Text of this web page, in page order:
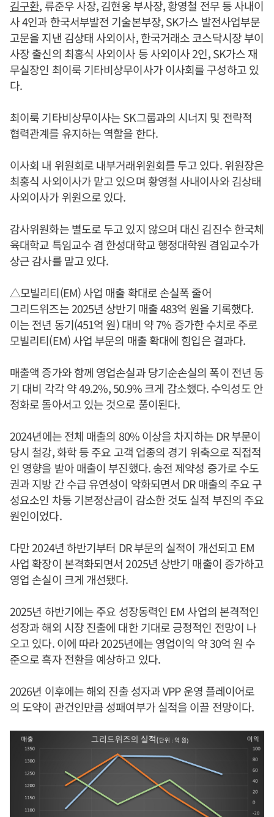
김구환, 류준우 사장, 김현웅 부사장, 황영철 전무 등 사내이
사 4인과 한국서부발전 기술본부장, SK가스 발전사업부문
고문을 지낸 김상태 사외이사, 한국거래소 코스닥시장 부이
사장 출신의 최홍식 사외이사 등 사외이사 2인, SK가스 재
무실장인 최이룩 기타비상무이사가 이사회를 구성하고 있
다.
최이룩 기타비상무이사는 SK그룹과의 시너지 및 전략적
협력관계를 유지하는 역할을 한다.
이사회 내 위원회로 내부거래위원회를 두고 있다. 위원장은
최홍식 사외이사가 맡고 있으며 황영철 사내이사와 김상태
사외이사가 위원으로 있다.
감사위원화는 별도로 두고 있지 않으며 대신 김진수 한국체
육대학교 특임교수 겸 한성대학교 행정대학원 겸임교수가
상근 감사를 맡고 있다.
△모빌리티(EM) 사업 매출 확대로 손실폭 줄어
그리드위즈는 2025년 상반기 매출 483억 원을 기록했다.
이는 전년 동기(451억 원) 대비 약 7% 증가한 수치로 주로
모빌리티(EM) 사업 부문의 매출 확대에 힘입은 결과다.
매출액 증가와 함께 영업손실과 당기순손실의 폭이 전년 동
기 대비 각각 약 49.2%, 50.9% 크게 감소했다. 수익성도 안
정화로 돌아서고 있는 것으로 풀이된다.
2024년에는 전체 매출의 80% 이상을 차지하는 DR 부문이
당시 철강, 화학 등 주요 고객 업종의 경기 위축으로 직접적
인 영향을 받아 매출이 부진했다. 송전 제약성 증가로 수도
권과 지방 간 수급 유연성이 악화되면서 DR 매출의 주요 구
성요소인 차등 기본정산금이 감소한 것도 실적 부진의 주요
원인이었다.
다만 2024년 하반기부터 DR 부문의 실적이 개선되고 EM
사업 확장이 본격화되면서 2025년 상반기 매출이 증가하고
영업 손실이 크게 개선됐다.
2025년 하반기에는 주요 성장동력인 EM 사업의 본격적인
성장과 해외 시장 진출에 대한 기대로 긍정적인 전망이 나
오고 있다. 이에 따라 2025년에는 영업이익 약 30억 원 수
준으로 흑자 전환을 예상하고 있다.
2026년 이후에는 해외 진출 성자과 VPP 운영 플레이어로
의 도약이 관건인만큼 성패여부가 실적을 이끌 전망이다.